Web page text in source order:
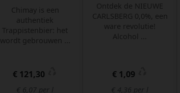
Chimay is een
authentiek
Trappistenbier: het
wordt gebrouwen ...
€ 121,30
€ 6,07 per l
Ontdek de NIEUWE
CARLSBERG 0,0%, een
ware revolutie!
Alcohol ...
€ 1,09
€ 4,36 per l